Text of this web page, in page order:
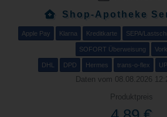
Shop-Apotheke
Apple Pay Klarna Kreditkarte SEPA/
SOFORT Überweisung
DHL DPD Hermes trans-o-flex
Daten vom 08.08.2026
Produktpreis